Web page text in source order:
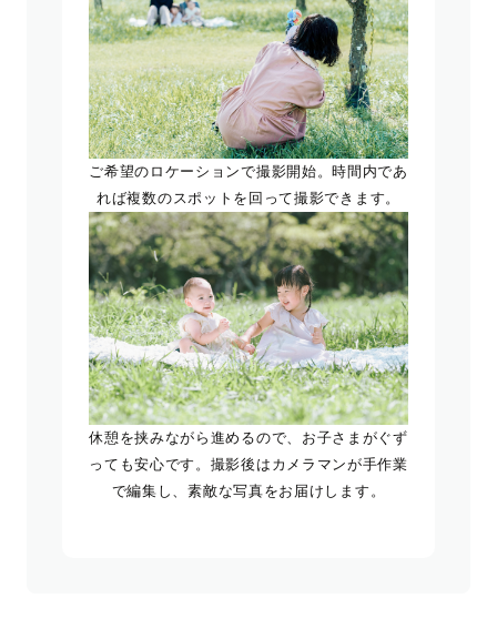
ご希望のロケーションで撮影開始。時間内であ
れば複数のスポットを回って撮影できます。
休憩を挟みながら進めるので、お子さまがぐず
っても安心です。撮影後はカメラマンが手作業
で編集し、素敵な写真をお届けします。